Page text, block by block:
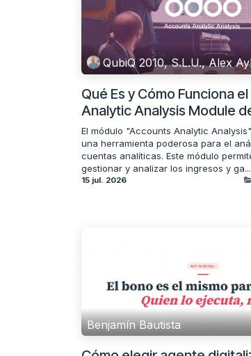
QubiQ 2010, S.L.U., Alex
Qué Es y Cómo Funciona
Analytic Analysis Module
El módulo "Accounts Analytic
una herramienta poderosa para el
cuentas analíticas. Este módulo
gestionar y analizar los ingresos y ga...
15 jul. 2026
Benjamín Bautista